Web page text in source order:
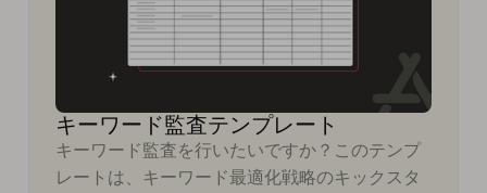
キーワード監査テンプレート
キーワード監査を行いたいですか？このテンプ
レートは、キーワード最適化戦略のキックスタ